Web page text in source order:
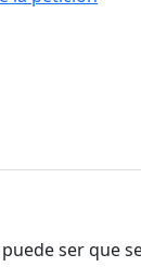
ser que